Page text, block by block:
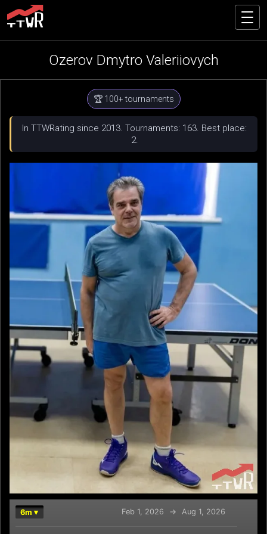
Ozerov Dmytro Valeriiovych
🏆 100+ tournaments
In TTWRating since 2013. Tournaments: 163. Best place:
2.
Chart Feb 1, 2026 → Aug 1, 2026
6m ▾